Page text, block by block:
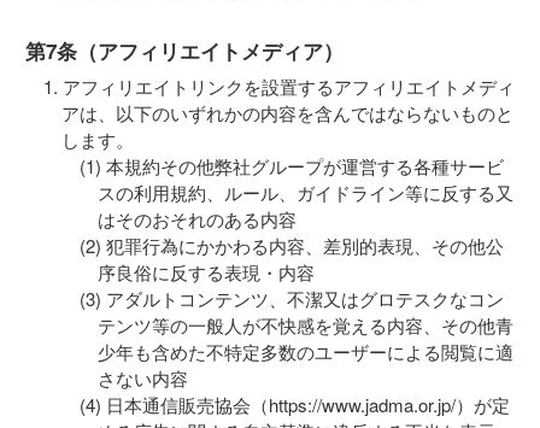
第7条（アフィリエイトメディア）
アフィリエイトリンクを設置するアフィリエイトメディ
アは、以下のいずれかの内容を含んではならないものと
します。
本規約その他弊社グループが運営する各種サービ
スの利用規約、ルール、ガイドライン等に反する又
はそのおそれのある内容
犯罪行為にかかわる内容、差別的表現、その他公
序良俗に反する表現・内容
アダルトコンテンツ、不潔又はグロテスクなコン
テンツ等の一般人が不快感を覚える内容、その他青
少年も含めた不特定多数のユーザーによる閲覧に適
さない内容
日本通信販売協会（https://www.jadma.or.jp/）が定